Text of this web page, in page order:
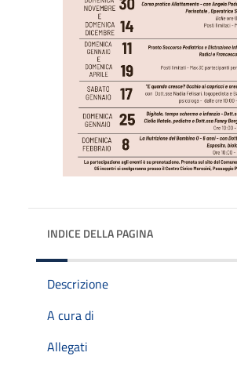
INDICE DELLA PAGINA
Descrizione
A cura di
Allegati